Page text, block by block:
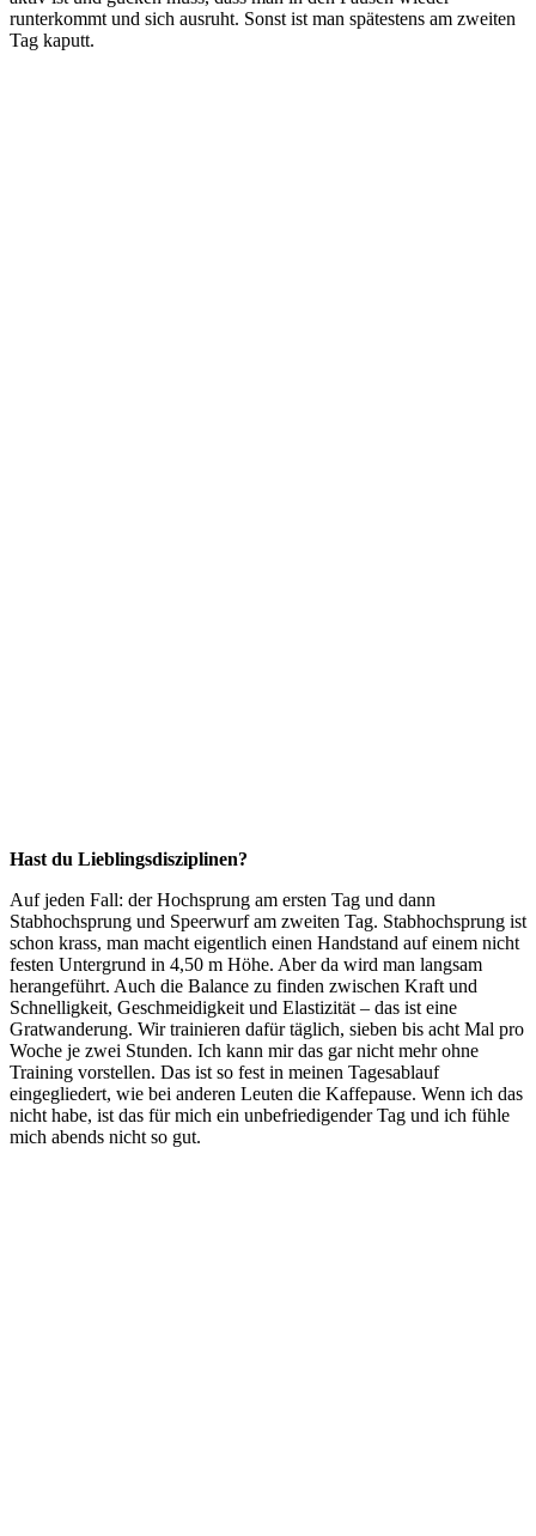
runterkommt und sich ausruht. Sonst ist man spätestens am zweiten
Tag kaputt.
Hast du Lieblingsdisziplinen?
Auf jeden Fall: der Hochsprung am ersten Tag und dann
Stabhochsprung und Speerwurf am zweiten Tag. Stabhochsprung ist
schon krass, man macht eigentlich einen Handstand auf einem nicht
festen Untergrund in 4,50 m Höhe. Aber da wird man langsam
herangeführt. Auch die Balance zu finden zwischen Kraft und
Schnelligkeit, Geschmeidigkeit und Elastizität – das ist eine
Gratwanderung. Wir trainieren dafür täglich, sieben bis acht Mal pro
Woche je zwei Stunden. Ich kann mir das gar nicht mehr ohne
Training vorstellen. Das ist so fest in meinen Tagesablauf
eingegliedert, wie bei anderen Leuten die Kaffepause. Wenn ich das
nicht habe, ist das für mich ein unbefriedigender Tag und ich fühle
mich abends nicht so gut.